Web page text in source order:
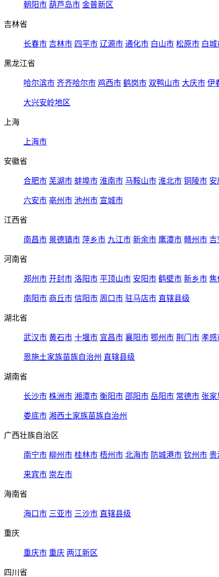
朝阳市 葫芦岛市 金普新区
吉林省
长春市 吉林市 四平市 辽源市 通化市 白山市 松原市 白城
黑龙江省
哈尔滨市 齐齐哈尔市 鸡西市 鹤岗市 双鸭山市 大庆市 伊
大兴安岭地区
上海
上海市
安徽省
合肥市 芜湖市 蚌埠市 淮南市 马鞍山市 淮北市 铜陵市 安
六安市 亳州市 池州市 宣城市
江西省
南昌市 景德镇市 萍乡市 九江市 新余市 鹰潭市 赣州市 吉
河南省
郑州市 开封市 洛阳市 平顶山市 安阳市 鹤壁市 新乡市 焦
南阳市 商丘市 信阳市 周口市 驻马店市 直辖县级
湖北省
武汉市 黄石市 十堰市 宜昌市 襄阳市 鄂州市 荆门市 孝感
恩施土家族苗族自治州 直辖县级
湖南省
长沙市 株洲市 湘潭市 衡阳市 邵阳市 岳阳市 常德市 张家
娄底市 湘西土家族苗族自治州
广西壮族自治区
南宁市 柳州市 桂林市 梧州市 北海市 防城港市 钦州市 贵
来宾市 崇左市
海南省
海口市 三亚市 三沙市 直辖县级
重庆
重庆市 重庆 两江新区
四川省